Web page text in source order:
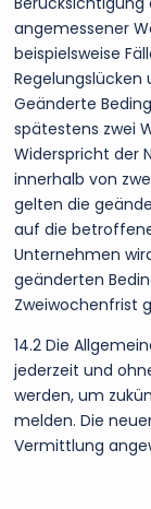
angemessener
beispielsweise
Regelungslücken
Geänderte
spätestens zwei
Widerspricht der
innerhalb von
gelten die
auf die
Unternehmen
geänderten
Zweiwochenfrist
14.2 Die
jederzeit und
werden, um
melden. Die
Vermittlung